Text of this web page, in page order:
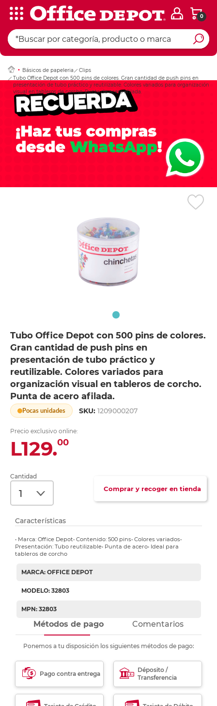
0
Básicos de papeleria
Clips
Tubo Office Depot con 500 pins de colores. Gran cantidad de push pins en
presentación de tubo práctico y reutilizable. Colores variados para organización
visual en tableros de corcho. Punta de acero afilada.
Tubo Office Depot con 500 pins de colores.
Gran cantidad de push pins en
presentación de tubo práctico y
reutilizable. Colores variados para
organización visual en tableros de corcho.
Punta de acero afilada.
Pocas unidades SKU:1209000207
Precio exclusivo online:
L129.00
Cantidad
Comprar y recoger en tienda
Ingresar Codigo
Características
• Marca: Office Depot• Contenido: 500 pins• Colores variados•
Presentación: Tubo reutilizable• Punta de acero• Ideal para
tableros de corcho
MARCA: OFFICE DEPOT
MODELO: 32803
MPN: 32803
Métodos de pago Comentarios
Ponemos a tu disposición los siguientes métodos de pago:
Pago contra entrega
Déposito /
Transferencia